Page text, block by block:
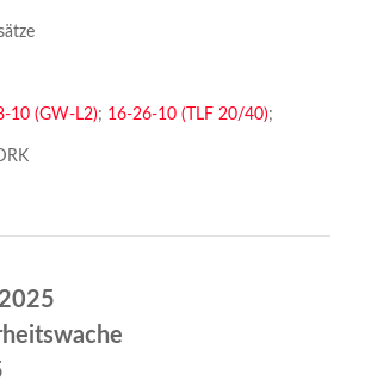
10 (GW-L2); 16-26-10 (TLF 20/40);